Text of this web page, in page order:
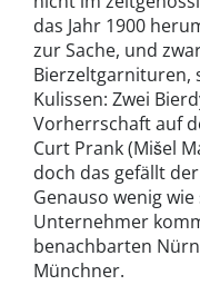
das Jahr 1900
zur Sache, und
Bierzeltgarnituren,
Kulissen: Zwei
Vorherrschaft auf
Curt Prank (Mišel
doch das gefällt
Genauso wenig
Unternehmer
benachbarten
Münchner.